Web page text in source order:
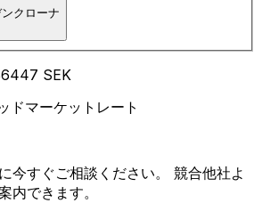
クローナ
SEK
ドマーケットレート
今すぐご相談ください。 競合他社よ
内できます。